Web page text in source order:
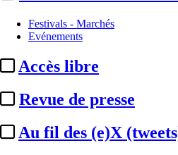
Festivals - Marchés
Evénements
Accès libre
Revue de presse
Au fil des (e)X
Cet article est réservé à
99% reste à lire
formules d'abonnement.